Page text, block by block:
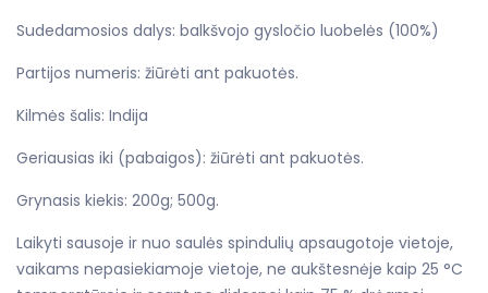
Sudedamosios dalys: balkšvojo gysločio luobelės (100%)
Partijos numeris: žiūrėti ant pakuotės.
Kilmės šalis: Indija
Geriausias iki (pabaigos): žiūrėti ant pakuotės.
Grynasis kiekis: 200g; 500g.
Laikyti sausoje ir nuo saulės spindulių apsaugotoje vietoje,
vaikams nepasiekiamoje vietoje, ne aukštesnėje kaip 25 °C